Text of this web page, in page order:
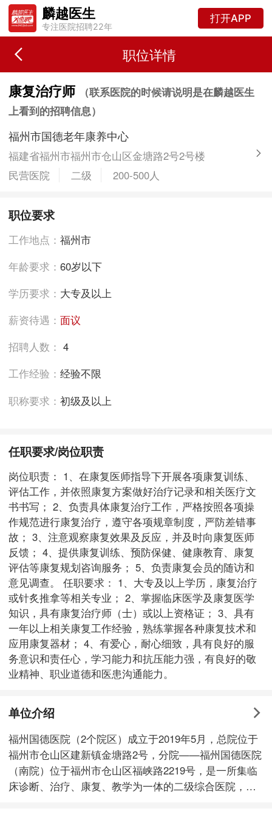
麟越医生
专注医院招聘22年
打开APP
职位详情
康复治疗师
（联系医院的时候请说明是在麟越医生
上看到的招聘信息）
福州市国德老年康养中心
福建省福州市福州市仓山区金塘路2号2号楼
民营医院
二级 200-500人
职位要求
工作地点：福州市
年龄要求：60岁以下
学历要求： 大专及以上
薪资待遇：面议
招聘人数：4
工作经验：经验不限
职称要求：初级及以上
任职要求/岗位职责
岗位职责： 1、在康复医师指导下开展各项康复训练、
评估工作，并依照康复方案做好治疗记录和相关医疗文
书书写； 2、负责具体康复治疗工作，严格按照各项操
作规范进行康复治疗，遵守各项规章制度，严防差错事
故； 3、注意观察康复效果及反应，并及时向康复医师
反馈； 4、提供康复训练、预防保健、健康教育、康复
评估等康复规划咨询服务； 5、负责康复会员的随访和
意见调查。 任职要求： 1、大专及以上学历，康复治疗
或针炙推拿等相关专业； 2、掌握临床医学及康复医学
知识，具有康复治疗师（士）或以上资格证； 3、具有
一年以上相关康复工作经验，熟练掌握各种康复技术和
应用康复器材； 4、有爱心，耐心细致，具有良好的服
务意识和责任心，学习能力和抗压能力强，有良好的敬
业精神、职业道德和医患沟通能力。
单位介绍
福州国德医院（2个院区）成立于2019年5月，总院位于
福州市仓山区建新镇金塘路2号，分院——福州国德医院
（南院）位于福州市仓山区福峡路2219号，是一所集临
床诊断、治疗、康复、教学为一体的二级综合医院，是